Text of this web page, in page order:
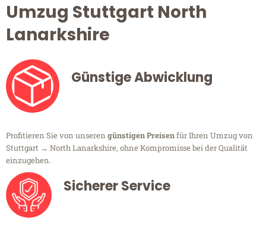
Umzug Stuttgart North
Lanarkshire
Günstige Abwicklung
Profitieren Sie von unseren günstigen Preisenfür Ihren Umzug von
Stuttgart → North Lanarkshire, ohne Kompromisse bei der Qualität
einzugehen.
Sicherer Service